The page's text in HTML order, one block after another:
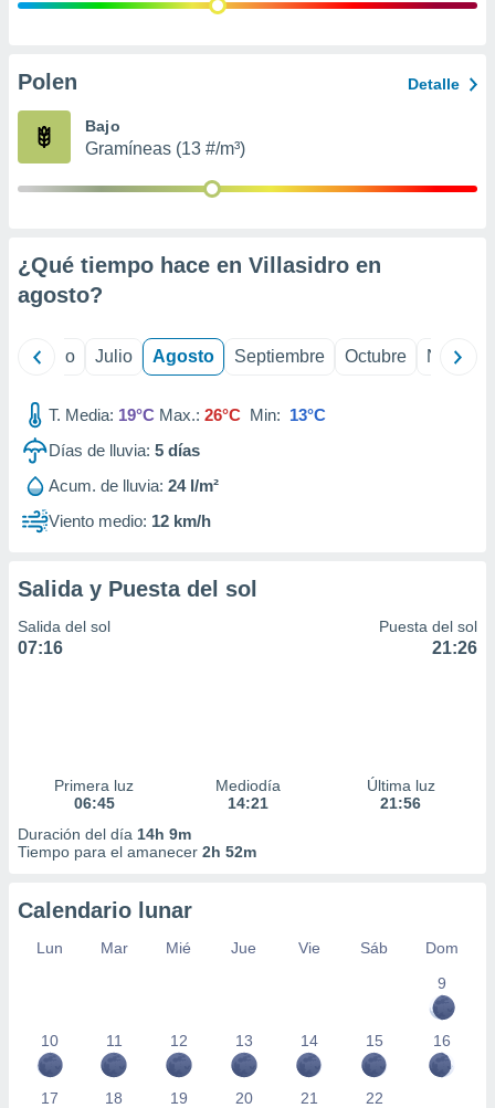
e
publicidad
Polen Detalle
Bajo
Gramíneas (13 #/m³)
¿Qué tiempo hace en Villasidro en
agosto?
Junio Julio Agosto Septiembre Octubre
T. Media: 19°C Max.: 26°C Min: 13°C
Días de lluvia: 5 días
Acum. de lluvia: 24 l/m²
Viento medio: 12 km/h
Salida y Puesta del sol
Salida del sol
07:16
Puesta del sol
21:26
Primera luz
06:45
Mediodía
14:21
Última luz
21:56
Duración del día 14h 9m
Tiempo para el amanecer 2h 52m
Calendario lunar
Lun Mar Mié Jue Vie Sáb
Dom
9
10 11 12 13 14 15 16
17 18 19 20 21 22